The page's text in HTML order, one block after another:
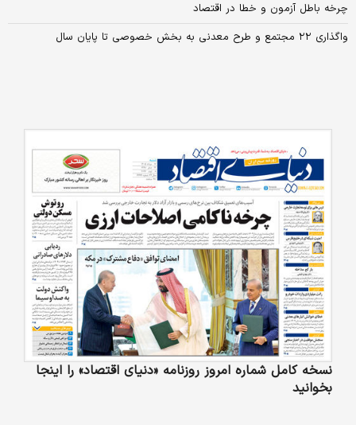
چرخه باطل آزمون‌‌‌‌‌‌‌‌‌ و خطا در اقتصاد
واگذاری ۲۲ مجتمع و طرح معدنی به بخش خصوصی تا پایان سال
نسخه کامل شماره امروز روزنامه «دنیای‌ اقتصاد» را اینجا
بخوانید